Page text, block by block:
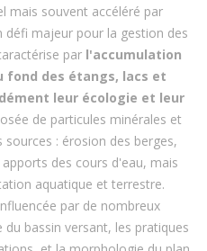
mais souvent accéléré par
défi majeur pour la gestion des
par l'accumulation
fond des étangs, lacs et
leur écologie et leur
de particules minérales et
: érosion des berges,
des cours d'eau, mais
aquatique et terrestre.
par de nombreux
bassin versant, les pratiques